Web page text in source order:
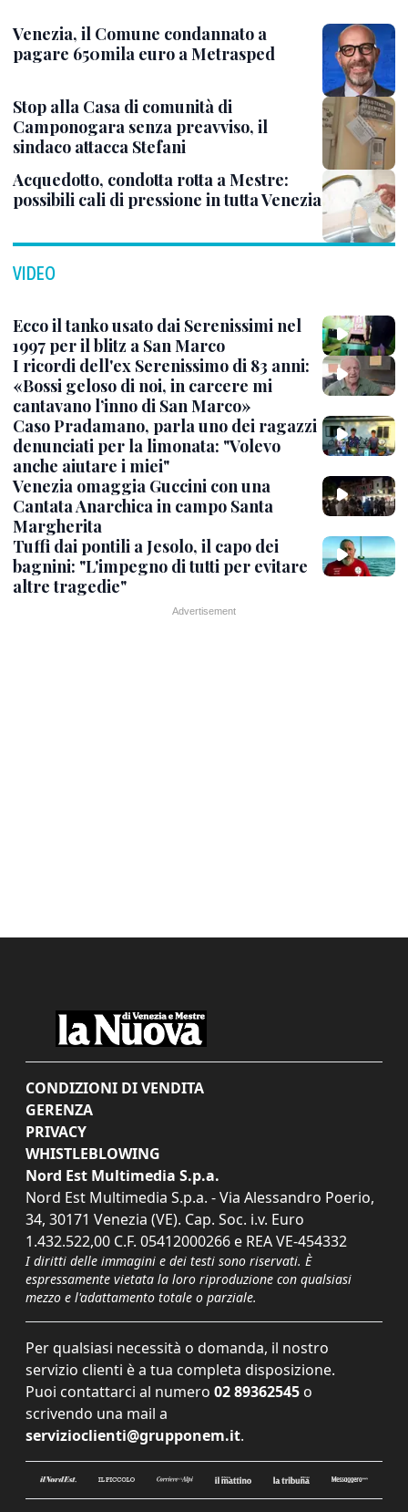
Venezia, il Comune condannato a
pagare 650mila euro a Metrasped
Stop alla Casa di comunità di
Camponogara senza preavviso, il
sindaco attacca Stefani
Acquedotto, condotta rotta a Mestre:
possibili cali di pressione in tutta Venezia
VIDEO
Ecco il tanko usato dai Serenissimi nel
1997 per il blitz a San Marco
I ricordi dell'ex Serenissimo di 83 anni:
«Bossi geloso di noi, in carcere mi
cantavano l’inno di San Marco»
Caso Pradamano, parla uno dei ragazzi
denunciati per la limonata: "Volevo
anche aiutare i miei"
Venezia omaggia Guccini con una
Cantata Anarchica in campo Santa
Margherita
Tuffi dai pontili a Jesolo, il capo dei
bagnini: "L'impegno di tutti per evitare
altre tragedie"
CONDIZIONI DI VENDITA
GERENZA
PRIVACY
WHISTLEBLOWING
Nord Est Multimedia S.p.a.
Nord Est Multimedia S.p.a. - Via Alessandro Poerio,
34, 30171 Venezia (VE). Cap. Soc. i.v. Euro
1.432.522,00 C.F. 05412000266 e REA VE-454332
I diritti delle immagini e dei testi sono riservati. È
espressamente vietata la loro riproduzione con qualsiasi
mezzo e l'adattamento totale o parziale.
Per qualsiasi necessità o domanda, il nostro
servizio clienti è a tua completa disposizione.
Puoi contattarci al numero 02 89362545 o
scrivendo una mail a
servizioclienti@grupponem.it.